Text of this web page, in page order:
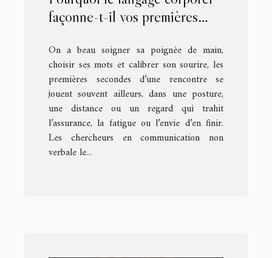
façonne-t-il vos premières
On a beau soigner sa poignée de main,
choisir ses mots et calibrer son sourire, les
premières secondes d’une rencontre se
jouent souvent ailleurs, dans une posture,
une distance ou un regard qui trahit
l’assurance, la fatigue ou l’envie d’en finir.
Les chercheurs en communication non
verbale le...